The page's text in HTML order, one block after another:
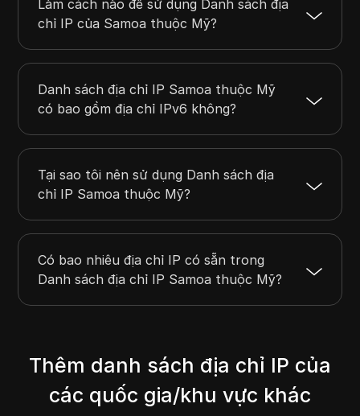
Làm cách nào để sử dụng Danh sách địa
chỉ IP của Samoa thuộc Mỹ?
Danh sách địa chỉ IP Samoa thuộc Mỹ
có bao gồm địa chỉ IPv6 không?
Tại sao tôi nên sử dụng Danh sách địa
chỉ IP Samoa thuộc Mỹ?
Có bao nhiêu địa chỉ IP có sẵn trong
Danh sách địa chỉ IP Samoa thuộc Mỹ?
Thêm danh sách địa chỉ IP của
các quốc gia/khu vực khác